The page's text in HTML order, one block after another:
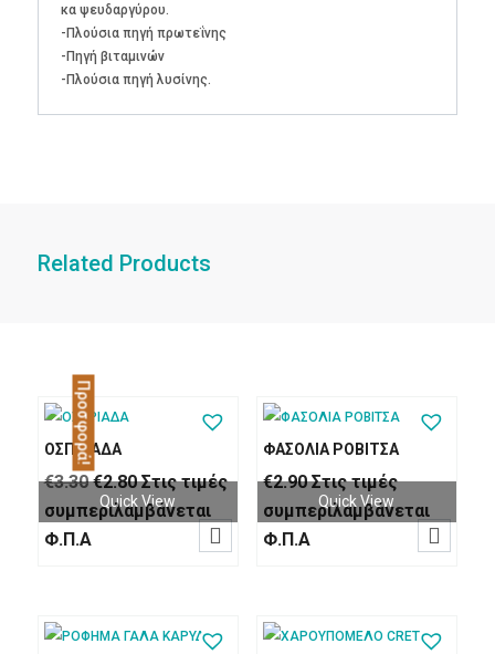
κα ψευδαργύρου.
-Πλούσια πηγή πρωτεΐνης
-Πηγή βιταμινών
-Πλούσια πηγή λυσίνης.
Related Products
Προσφορά!
ΟΣΠΡΙΑΔΑ
€3.30Original
price
was:
€2.80Η
τρέχουσα
Στις τιμές
συμπεριλαμβάνεται
Φ.Π.Α
Quick View

ΦΑΣΟΛΙΑ ΡΟΒΙΤΣΑ
€2.90 Στις τιμές
συμπεριλαμβάνεται
Φ.Π.Α
Quick View
